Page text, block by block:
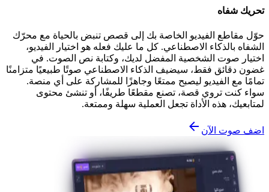
تحريك شفاه
حوّل مقاطع الفيديو الخاصة بك إلى قصص تنبض بالحياة مع محرّك
الشفاه بالذكاء الاصطناعي. كل ما عليك فعله هو اختيار الفيديو،
اختيار صوت الشخصية المفضل لديك، وكتابة نص الصوت. في
غضون دقائق فقط، سيضيف الذكاء الاصطناعي صوتًا طبيعيًا متزامنًا
تمامًا مع الفيديو ليصبح ممتعًا وجاهزًا للمشاركة على أي منصة.
سواء كنت تروي قصة، تصنع مقطعًا طريفًا، أو تنشئ محتوى
لمتابعيك، هذه الأداة تجعل العملية سهلة وممتعة.
اضف صوت الآن